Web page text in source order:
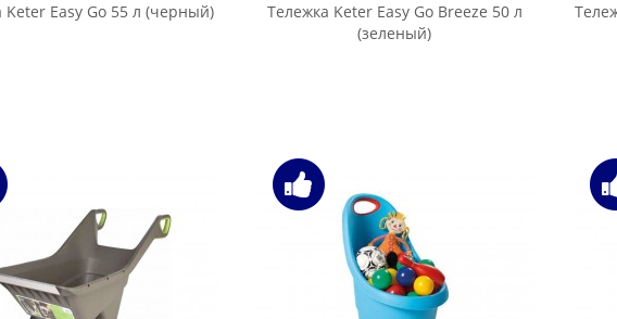
Keter Easy Go 55 л (черный)
Тележка Keter Easy Go Breeze 50 л
(зеленый)